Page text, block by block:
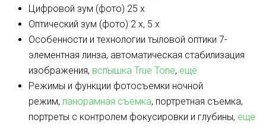
Цифровой зум (фото) 25 x
Оптический зум (фото) 2 x, 5 x
Особенности и технологии тыловой оптики 7-
элементная линза, автоматическая стабилизация
изображения, вспышка True Tone, ещё
Режимы и функции фотосъемки ночной
режим, панорамная съемка, портретная съемка,
портреты с контролем фокусировки и глубины, ещё